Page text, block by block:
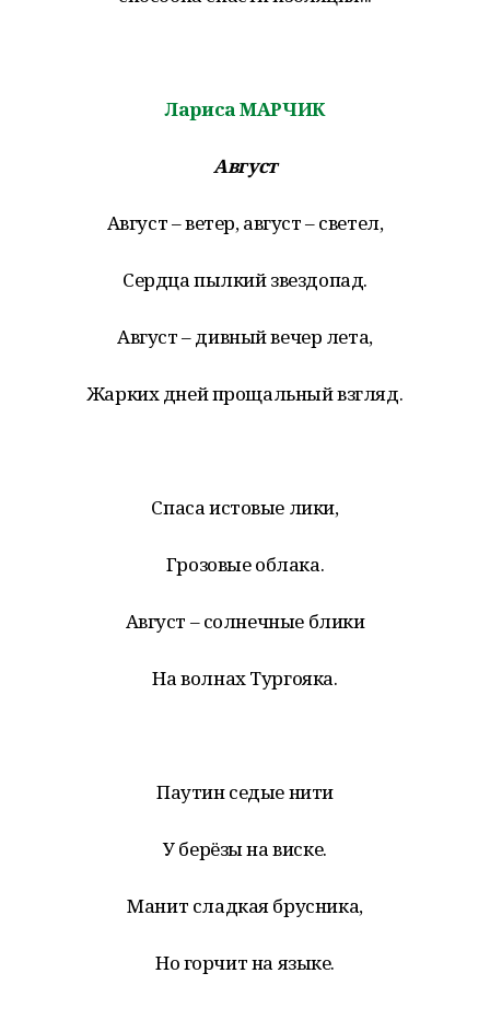
Лариса МАРЧИК
Август
Август – ветер, август – светел,
Сердца пылкий звездопад.
Август – дивный вечер лета,
Жарких дней прощальный взгляд.
Спаса истовые лики,
Грозовые облака.
Август – солнечные блики
На волнах Тургояка.
Паутин седые нити
У берёзы на виске.
Манит сладкая брусника,
Но горчит на языке.